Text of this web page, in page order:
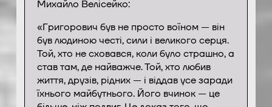
Михайло Велісейко:
«Григорович був не просто воїном — він
був людиною честі, сили і великого серця.
Той, хто не сховався, коли було страшно, а
став там, де найважче. Той, хто любив
життя, друзів, рідних — і віддав усе заради
їхнього майбутнього. Його вчинок — це